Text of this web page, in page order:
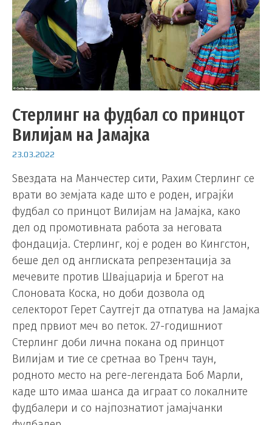
Стерлинг на фудбал со принцот
Вилијам на Јамајка
23.03.2022
Ѕвездата на Манчестер сити, Рахим Стерлинг се
врати во земјата каде што е роден, играјќи
фудбал со принцот Вилијам на Јамајка, како
дел од промотивната работа за неговата
фондација. Стерлинг, кој е роден во Кингстон,
беше дел од англиската репрезентација за
мечевите против Швајцарија и Брегот на
Слоновата Коска, но доби дозвола од
селекторот Герет Саутгејт да отпатува на Јамајка
пред првиот меч во петок. 27-годишниот
Стерлинг доби лична покана од принцот
Вилијам и тие се сретнаа во Тренч таун,
родното место на реге-легендата Боб Марли,
каде што имаа шанса да играат со локалните
фудбалери и со најпознатиот јамајчанки